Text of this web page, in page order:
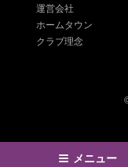
メニュー
運営会社
ホームタウン
クラブ理念